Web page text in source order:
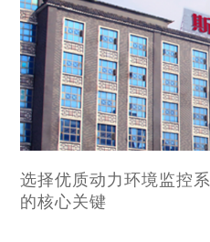
选择优质动力环境监控
的核心关键